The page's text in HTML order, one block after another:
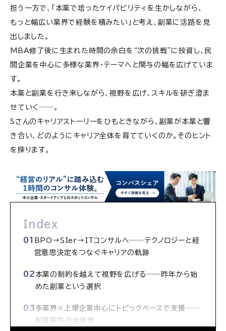
担う一方で、「本業で培ったケイパビリティを生かしながら、
もっと幅広い業界で経験を積みたい」と考え、副業に活路を見
出しました。
MBA修了後に生まれた時間の余白を “次の挑戦” に投資し、民
間企業を中心に多様な業界・テーマへと関与の幅を広げていま
す。
本業と副業を行き来しながら、視野を広げ、スキルを研ぎ澄ま
せていく──。
Sさんのキャリアストーリーをひもときながら、副業が本業と響
き合い、どのようにキャリア全体を育てていくのか。そのヒント
を探ります。
Index
BPO→SIer→ITコンサルへ──テクノロジーと経
営意思決定をつなぐキャリアの軌跡
本業の制約を越えて視野を広げる──昨年から始
めた副業という選択
多業界×上場企業中心にトピックベースで支援──
副業案件の全体像